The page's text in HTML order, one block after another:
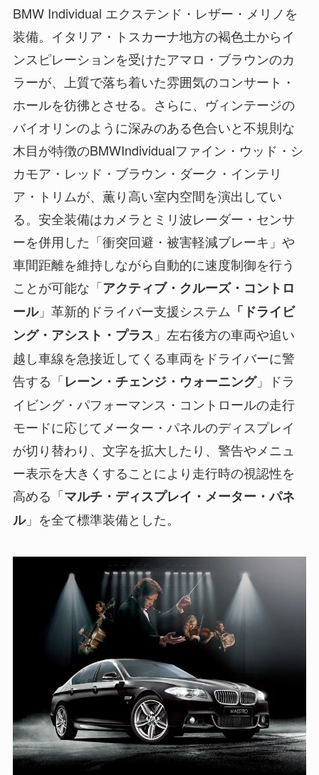
BMW Individual エクステンド・レザー・メリノを
装備。イタリア・トスカーナ地方の褐色土からイ
ンスピレーションを受けたアマロ・ブラウンのカ
ラーが、上質で落ち着いた雰囲気のコンサート・
ホールを彷彿とさせる。さらに、ヴィンテージの
バイオリンのように深みのある色合いと不規則な
木目が特徴のBMWIndividualファイン・ウッド・シ
カモア・レッド・ブラウン・ダーク・インテリ
ア・トリムが、薫り高い室内空間を演出してい
る。安全装備はカメラとミリ波レーダー・センサ
ーを併用した「衝突回避・被害軽減ブレーキ」や
車間距離を維持しながら自動的に速度制御を行う
ことが可能な「アクティブ・クルーズ・コントロ
ール」革新的ドライバー支援システム 「ドライビ
ング・アシスト・プラス 」左右後方の車両や追い
越し車線を急接近してくる車両をドライバーに警
告する「レーン・チェンジ・ウォーニング」ドラ
イビング・パフォーマンス・コントロールの走行
モードに応じてメーター・パネルのディスプレイ
が切り替わり、文字を拡大したり、警告やメニュ
ー表示を大きくすることにより走行時の視認性を
高める「マルチ・ディスプレイ・メーター・パネ
ル」を全て標準装備とした。